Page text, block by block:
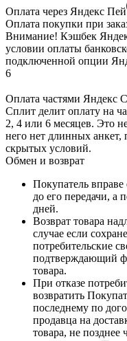
Оплата через Яндекс Пей
Оплата покупки при
Внимание! Кэшбек
условии оплаты
подключенной опции
6
Оплата частями Яндекс
Сплит делит оплату на
2, 4 или 6 месяцев. Это
него нет длинных анкет,
скрытых условий.
Обмен и возврат
Покупатель вправе
до его передачи, а
дней.
Возврат товара
случае если
потребительские
подтверждающий
товара.
При отказе
возвратить
последнему по
продавца на
товара, не позднее